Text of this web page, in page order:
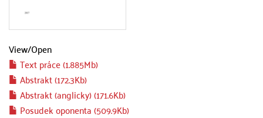
View/Open
Text práce (1.885Mb)
Abstrakt (172.3Kb)
Abstrakt (anglicky) (171.6Kb)
Posudek oponenta (509.9Kb)